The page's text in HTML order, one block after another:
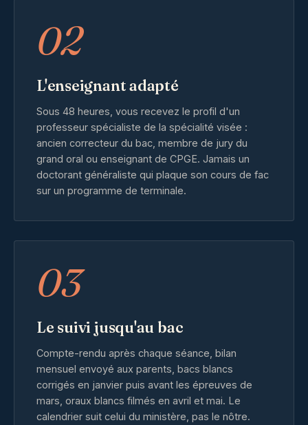
02
L'enseignant adapté
Sous 48 heures, vous recevez le profil d'un
professeur spécialiste de la spécialité visée :
ancien correcteur du bac, membre de jury du
grand oral ou enseignant de CPGE. Jamais un
doctorant généraliste qui plaque son cours de fac
sur un programme de terminale.
03
Le suivi jusqu'au bac
Compte-rendu après chaque séance, bilan
mensuel envoyé aux parents, bacs blancs
corrigés en janvier puis avant les épreuves de
mars, oraux blancs filmés en avril et mai. Le
calendrier suit celui du ministère, pas le nôtre.